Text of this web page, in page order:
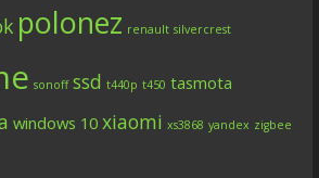
polonez renault silvercrest
sonoff ssd t440p t450 tasmota
windows 10 xiaomi xs3868 yandex zigbee